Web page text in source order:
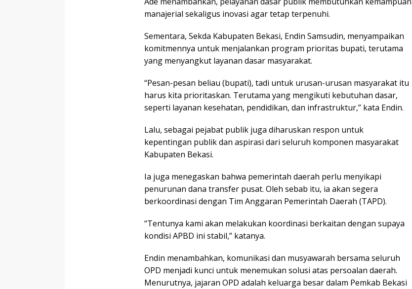
manajerial sekaligus inovasi agar tetap terpenuhi.
Sementara, Sekda Kabupaten Bekasi, Endin Samsudin, menyampaikan
komitmennya untuk menjalankan program prioritas bupati, terutama
yang menyangkut layanan dasar masyarakat.
“Pesan-pesan beliau (bupati), tadi untuk urusan-urusan masyarakat itu
harus kita prioritaskan. Terutama yang mengikuti kebutuhan dasar,
seperti layanan kesehatan, pendidikan, dan infrastruktur,” kata Endin.
Lalu, sebagai pejabat publik juga diharuskan respon untuk
kepentingan publik dan aspirasi dari seluruh komponen masyarakat
Kabupaten Bekasi.
Ia juga menegaskan bahwa pemerintah daerah perlu menyikapi
penurunan dana transfer pusat. Oleh sebab itu, ia akan segera
berkoordinasi dengan Tim Anggaran Pemerintah Daerah (TAPD).
“Tentunya kami akan melakukan koordinasi berkaitan dengan supaya
kondisi APBD ini stabil,” katanya.
Endin menambahkan, komunikasi dan musyawarah bersama seluruh
OPD menjadi kunci untuk menemukan solusi atas persoalan daerah.
Menurutnya, jajaran OPD adalah keluarga besar dalam Pemkab Bekasi